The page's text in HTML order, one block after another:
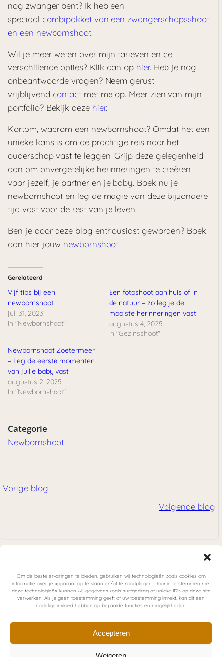
Om de beste ervaringen te bieden, gebruiken wij technologieën zoals cookies om
informatie over je apparaat op te slaan en/of te raadplegen. Door in te stemmen met
deze technologieën kunnen wij gegevens zoals surfgedrag of unieke ID's op deze site
verwerken. Als je geen toestemming geeft of uw toestemming intrekt, kan dit een
nadelige invloed hebben op bepaalde functies en mogelijkheden.
Accepteren
Weigeren
nog zwanger bent? Ik heb een
speciaal combipakket van een zwangerschapsshoot
en een newbornshoot.
Wil je meer weten over mijn tarieven en de
verschillende opties? Klik dan op hier. Heb je nog
onbeantwoorde vragen? Neem gerust
vrijblijvend contact met me op. Meer zien van mijn
portfolio? Bekijk deze hier.
Kortom, waarom een newbornshoot? Omdat het een
unieke kans is om de prachtige reis naar het
ouderschap vast te leggen. Grijp deze gelegenheid
aan om onvergetelijke herinneringen te creëren
voor jezelf, je partner en je baby. Boek nu je
newbornshoot en leg de magie van deze bijzondere
tijd vast voor de rest van je leven.
Ben je door deze blog enthousiast geworden? Boek
dan hier jouw newbornshoot.
Gerelateerd
Vijf tips bij een
newbornshoot
juli 31, 2023
In "Newbornshoot"
Een fotoshoot aan huis of in
de natuur – zo leg je de
mooiste herinneringen vast
augustus 4, 2025
In "Gezinsshoot"
Newbornshoot Zoetermeer
– Leg de eerste momenten
van jullie baby vast
augustus 2, 2025
In "Newbornshoot"
Categorie
Newbornshoot
Bericht
Vorige blog
Volgende blog
Pijnacker-Nootdorp, Berkel en Rodenrijs, Eindhoven,
Den Bosch, Veldhoven, Valkenswaard, Oirschot, Best,
Son & Breugel en Tilburg
@christel.photography
Algemene voorwaarden